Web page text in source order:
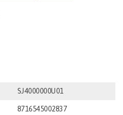
SJ4000000U01
8716545002837